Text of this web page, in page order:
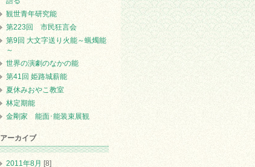
観世青年研究能
第223回 市民狂言会
第9回 大文字送り火能～蝋燭能
～
世界の演劇のなかの能
第41回 姫路城薪能
夏休みおやこ教室
林定期能
金剛家 能面･能装束展観
アーカイブ
2011年8月 [8]